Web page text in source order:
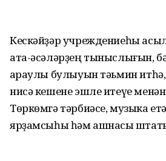
Кескәйҙәр учреждениеһы
ата-әсәләрҙең тыныслығын,
ҡараулы булыуын тәьмин
нисә кешене эшле итеүе
Төркөмгә тәрбиәсе, музыка
ярҙамсыһы һәм ашнаҡсы штаты